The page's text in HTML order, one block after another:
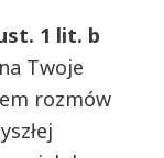
1 lit. b
Twoje
rozmów